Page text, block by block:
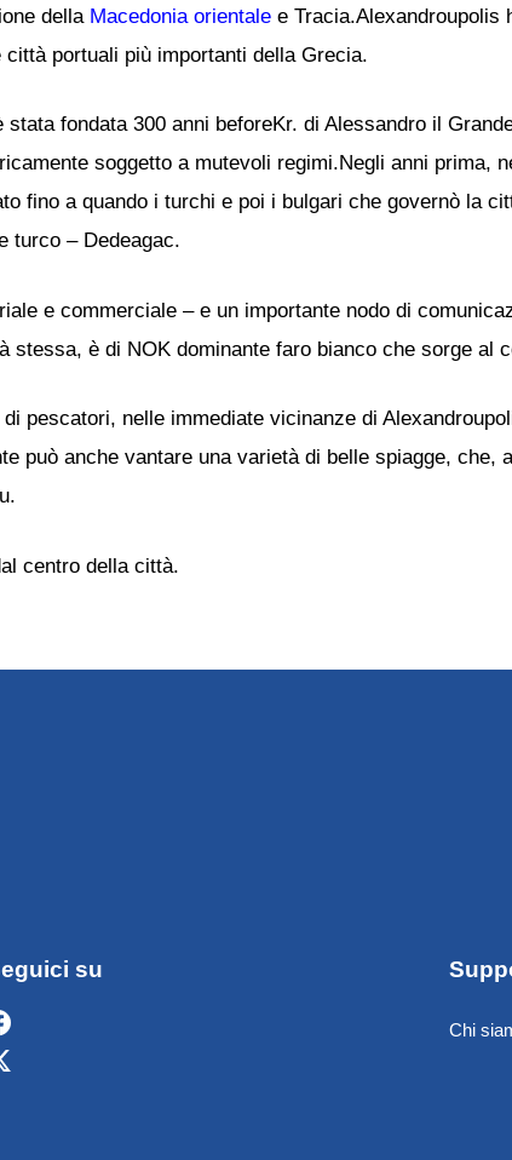
della Macedonia orientale e Tracia.Alexandroupolis
città portuali più importanti della Grecia.
stata fondata 300 anni beforeKr. di Alessandro il
soggetto a mutevoli regimi.Negli anni prima,
fino a quando i turchi e poi i bulgari che governò la
turco – Dedeagac.
e commerciale – e un importante nodo di
è di NOK dominante faro bianco che sorge al
pescatori, nelle immediate vicinanze di
può anche vantare una varietà di belle spiagge, che,
centro della città.
su
Chi